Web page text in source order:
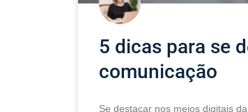
5 dicas para se
comunicação
Se destacar nos meios digitais